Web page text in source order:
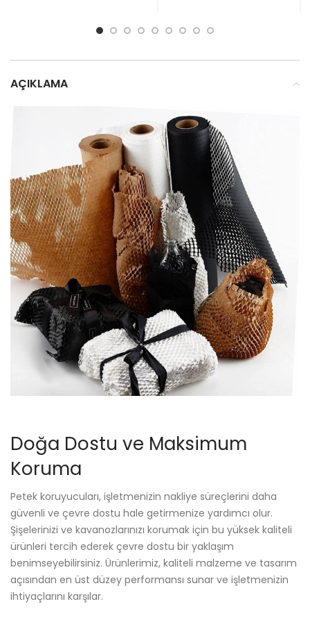
AÇIKLAMA
Doğa Dostu ve Maksimum
Koruma
Petek koruyucuları, işletmenizin nakliye süreçlerini daha
güvenli ve çevre dostu hale getirmenize yardımcı olur.
Şişelerinizi ve kavanozlarınızı korumak için bu yüksek kaliteli
ürünleri tercih ederek çevre dostu bir yaklaşım
benimseyebilirsiniz. Ürünlerimiz, kaliteli malzeme ve tasarım
açısından en üst düzey performansı sunar ve işletmenizin
ihtiyaçlarını karşılar.